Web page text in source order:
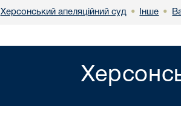
Херсонський апеляційний суд • Інше •